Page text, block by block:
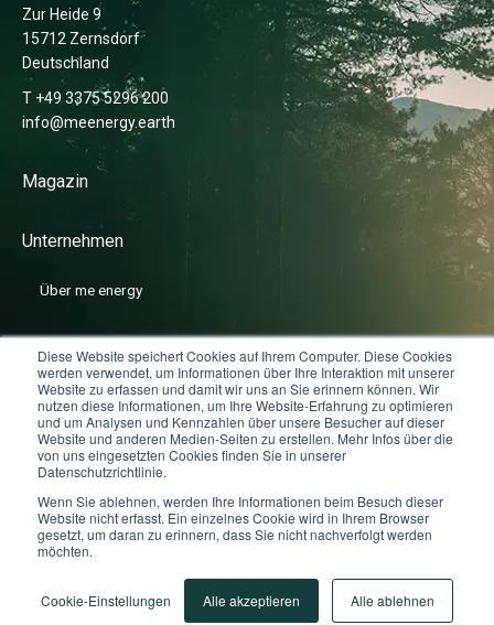
Diese Website speichert Cookies auf Ihrem Computer. Diese Cookies
werden verwendet, um Informationen über Ihre Interaktion mit unserer
Website zu erfassen und damit wir uns an Sie erinnern können. Wir
nutzen diese Informationen, um Ihre Website-Erfahrung zu optimieren
und um Analysen und Kennzahlen über unsere Besucher auf dieser
Website und anderen Medien-Seiten zu erstellen. Mehr Infos über die
von uns eingesetzten Cookies finden Sie in unserer
Datenschutzrichtlinie.
Wenn Sie ablehnen, werden Ihre Informationen beim Besuch dieser
Website nicht erfasst. Ein einzelnes Cookie wird in Ihrem Browser
gesetzt, um daran zu erinnern, dass Sie nicht nachverfolgt werden
möchten.
Cookie-Einstellungen Alle akzeptieren Alle ablehnen
Zur Heide 9
15712 Zernsdorf
Deutschland
T +49 3375 5296 200
info@meenergy.earth
Magazin
Unternehmen
Über me energy
News
Karriere
me energy © 2025 Cookie Einstellungen
Datenschutz
Impressum